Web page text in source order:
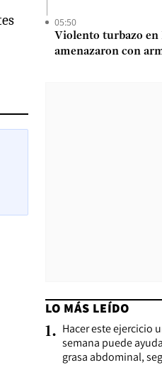
05:50
Violento turbazo en
amenazaron con
LO MÁS LEÍDO
1. Hacer este ejercicio
semana puede
grasa abdominal,